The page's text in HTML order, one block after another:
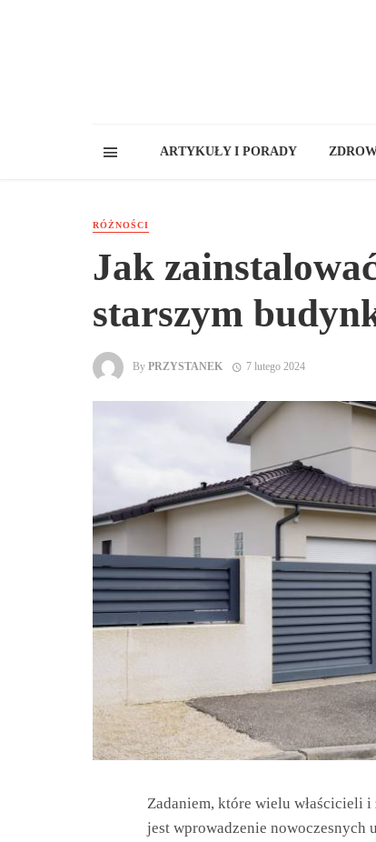
ARTYKUŁY I PORADY
RÓŻNOŚCI
Jak
starszym
By PRZYSTANEK 7 lutego 2024
Zadaniem, które wielu właścicieli
jest wprowadzenie nowoczesnych